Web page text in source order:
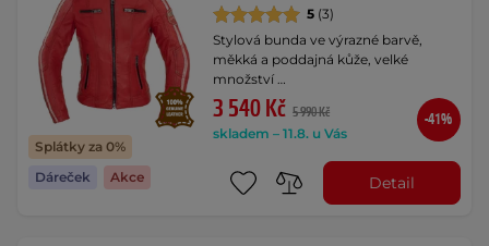
Splátky za 0%
Dáreček
Akce
5 (3)
Stylová bunda ve výrazné barvě,
měkká a poddajná kůže, velké
množství …
3 540 Kč 5 990 Kč
skladem – 11.8. u Vás
-41%
Detail